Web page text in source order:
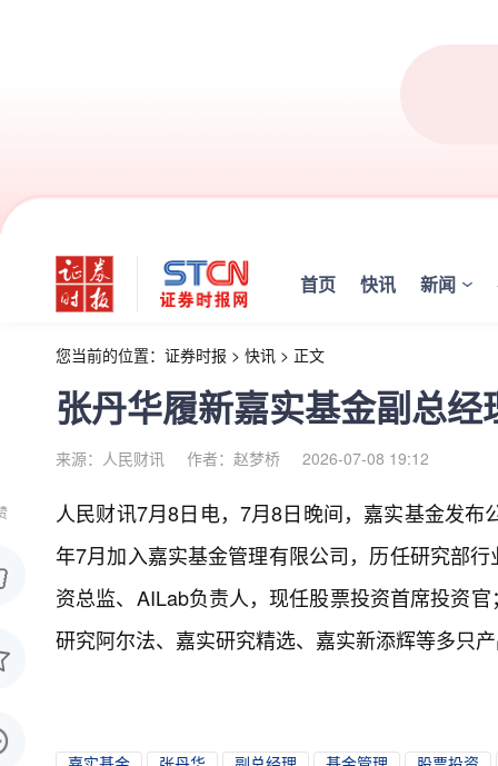
首页 快讯 新闻
您当前的位置： 证券时报 > 快讯 > 正文
张丹华履新嘉实基金副总经
来源：人民财讯 作者：赵梦桥 2026-07-08 19:12
人民财讯7月8日电， 7月8日晚间，嘉实基金发布
年7月加入嘉实基金管理有限公司，历任研究部
资总监、AILab负责人，现任股票投资首席投资
研究阿尔法、嘉实研究精选、嘉实新添辉等多只